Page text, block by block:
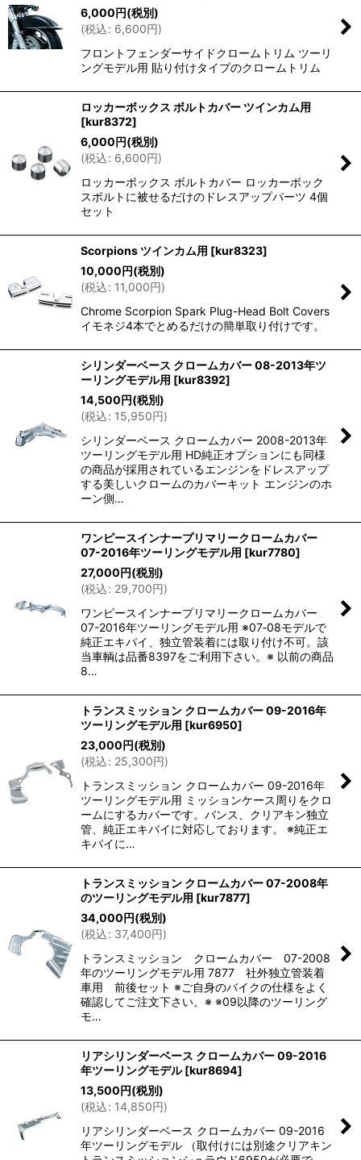
6,000円(税別)
(税込: 6,600円)
フロントフェンダーサイドクロームトリム ツーリ
ングモデル用 貼り付けタイプのクロームトリム
ロッカーボックス ボルトカバー ツインカム用
[kur8372]
6,000円(税別)
(税込: 6,600円)
ロッカーボックス ボルトカバー ロッカーボック
スボルトに被せるだけのドレスアップパーツ 4個
セット
Scorpions ツインカム用 [kur8323]
10,000円(税別)
(税込: 11,000円)
Chrome Scorpion Spark Plug-Head Bolt Covers
イモネジ4本でとめるだけの簡単取り付けです。
シリンダーベース クロームカバー 08-2013年ツ
ーリングモデル用 [kur8392]
14,500円(税別)
(税込: 15,950円)
シリンダーベース クロームカバー 2008-2013年
ツーリングモデル用 HD純正オプションにも同様
の商品が採用されているエンジンをドレスアップ
する美しいクロームのカバーキット エンジンのホ
ーン側…
ワンピースインナープリマリークロームカバー
07-2016年ツーリングモデル用 [kur7780]
27,000円(税別)
(税込: 29,700円)
ワンピースインナープリマリークロームカバー
07-2016年ツーリングモデル用 ※07‐08モデルで
純正エキパイ、独立管装着には取り付け不可。該
当車輌は品番8397をご利用下さい。※ 以前の商品
8…
トランスミッション クロームカバー 09-2016年
ツーリングモデル用 [kur6950]
23,000円(税別)
(税込: 25,300円)
トランスミッション クロームカバー 09-2016年
ツーリングモデル用 ミッションケース周りをクロ
ームにするカバーです。バンス、クリアキン独立
管、純正エキパイに対応しております。 ※純正エ
キパイに…
トランスミッション クロームカバー 07-2008年
のツーリングモデル用 [kur7877]
34,000円(税別)
(税込: 37,400円)
トランスミッション クロームカバー 07-2008
年のツーリングモデル用 7877 社外独立管装着
車用 前後セット ※ご自身のバイクの仕様をよく
確認してご注文下さい。※ ※09以降のツーリング
モ…
リアシリンダーベース クロームカバー 09-2016
年ツーリングモデル [kur8694]
13,500円(税別)
(税込: 14,850円)
リアシリンダーベース クロームカバー 09-2016
年ツーリングモデル （取付けには別途クリアキン